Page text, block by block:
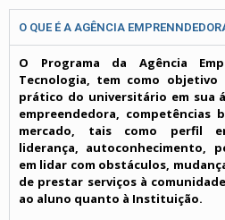
O QUE É A AGÊNCIA
O Programa da Agência
Tecnologia, tem como
prático do universitário em sua
empreendedora, competências
mercado, tais como perfil
liderança, autoconhecimento,
em lidar com obstáculos,
de prestar serviços à
ao aluno quanto à Instituição.